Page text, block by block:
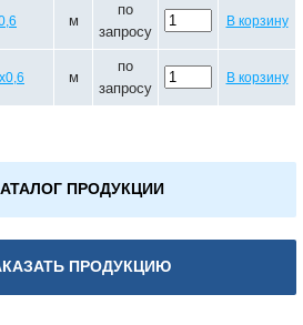
м
по
запросу
В корзину
м
по
запросу
В корзину
ПРОДУКЦИИ
ПРОДУКЦИЮ